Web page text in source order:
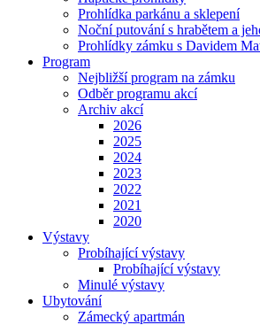
Prohlídka parkánu a sklepení
Noční putování s hrabětem a
Prohlídky zámku s Davidem
Program
Nejbližší program na zámku
Odběr programu akcí
Archiv akcí
2026
2025
2024
2023
2022
2021
2020
Výstavy
Probíhající výstavy
Probíhající výstavy
Minulé výstavy
Ubytování
Zámecký apartmán